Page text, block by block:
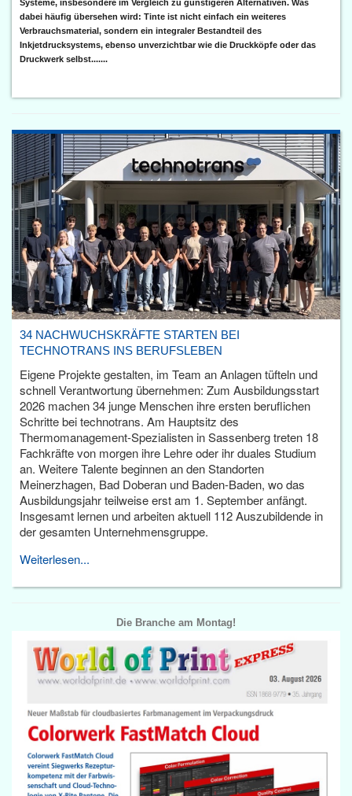
Systeme, insbesondere im Vergleich zu günstigeren Alternativen. Was
dabei häufig übersehen wird: Tinte ist nicht einfach ein weiteres
Verbrauchsmaterial, sondern ein integraler Bestandteil des
Inkjetdrucksystems, ebenso unverzichtbar wie die Druckköpfe oder das
Druckwerk selbst.......
34 NACHWUCHSKRÄFTE STARTEN BEI
TECHNOTRANS INS BERUFSLEBEN
Eigene Projekte gestalten, im Team an Anlagen tüfteln und
schnell Verantwortung übernehmen: Zum Ausbildungsstart
2026 machen 34 junge Menschen ihre ersten beruflichen
Schritte bei technotrans. Am Hauptsitz des
Thermomanagement-Spezialisten in Sassenberg treten 18
Fachkräfte von morgen ihre Lehre oder ihr duales Studium
an. Weitere Talente beginnen an den Standorten
Meinerzhagen, Bad Doberan und Baden-Baden, wo das
Ausbildungsjahr teilweise erst am 1. September anfängt.
Insgesamt lernen und arbeiten aktuell 112 Auszubildende in
der gesamten Unternehmensgruppe.
Weiterlesen...
Die Branche am Montag!